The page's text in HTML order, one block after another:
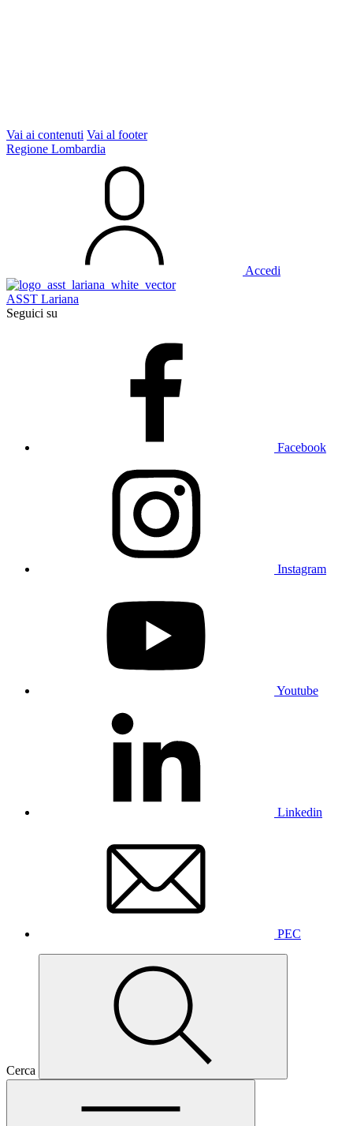
Vai ai contenuti Vai al footer
Regione Lombardia
Accedi
ASST Lariana
Seguici su
Facebook
Instagram
Youtube
Linkedin
PEC
Cerca